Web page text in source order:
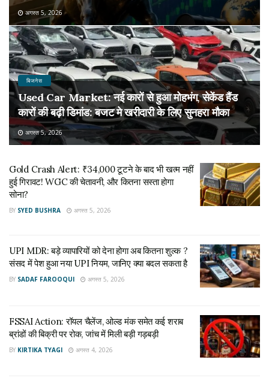
अगस्त 5, 2026
बिजनेस
Used Car Market: नई कारों से हुआ मोहभंग, सेकेंड हैंड
कारों की बढ़ी डिमांड: बजट मे खरीदारी के लिए सुनहरा मौका
अगस्त 5, 2026
Gold Crash Alert: ₹34,000 टूटने के बाद भी खत्म नहीं
हुई गिरावट! WGC की चेतावनी, और कितना सस्ता होगा
सोना?
BY SYED BUSHRA अगस्त 5, 2026
UPI MDR: बड़े व्यापारियों को देना होगा अब कितना शुल्क ?
संसद में पेश हुआ नया UPI नियम, जानिए क्या बदल सकता है
BY SADAF FAROOQUI अगस्त 5, 2026
FSSAI Action: रॉयल चैलेंज, ओल्ड मंक समेत कई शराब
ब्रांडों की बिक्री पर रोक, जांच में मिली बड़ी गड़बड़ी
BY KIRTIKA TYAGI अगस्त 4, 2026